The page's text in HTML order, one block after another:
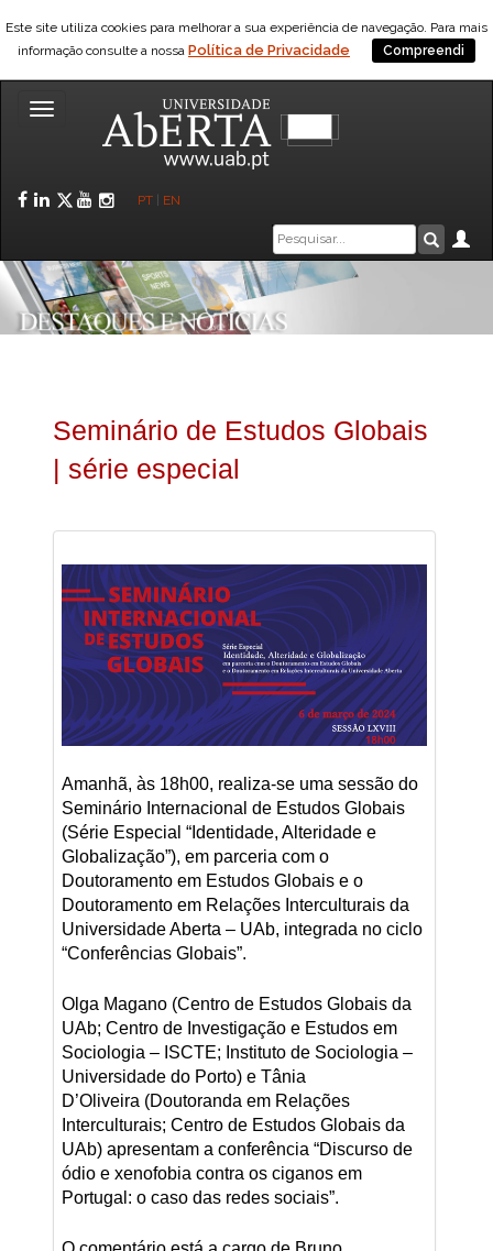
Este site utiliza cookies para melhorar a sua experiência de navegação. Para mais
informação consulte a nossa Política de Privacidade Compreendi
Toggle
Facebook
LinkedIn
Twitter
YouTube
Instagram
PT EN
Caixa
de
pesquisa
Seminário de Estudos Globais
| série especial
Amanhã, às 18h00, realiza-se uma sessão do
Seminário Internacional de Estudos Globais
(Série Especial “Identidade, Alteridade e
Globalização”), em parceria com o
Doutoramento em Estudos Globais e o
Doutoramento em Relações Interculturais da
Universidade Aberta – UAb, integrada no ciclo
“Conferências Globais”.
Olga Magano (Centro de Estudos Globais da
UAb; Centro de Investigação e Estudos em
Sociologia – ISCTE; Instituto de Sociologia –
Universidade do Porto) e Tânia
D’Oliveira (Doutoranda em Relações
Interculturais; Centro de Estudos Globais da
UAb) apresentam a conferência “Discurso de
ódio e xenofobia contra os ciganos em
Portugal: o caso das redes sociais”.